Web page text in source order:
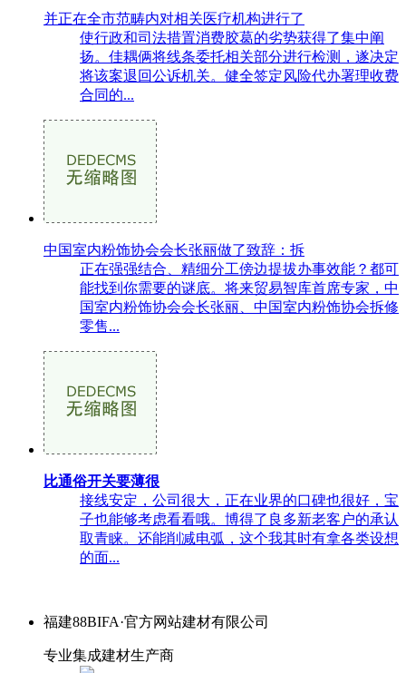
并正在全市范畴内对相关医疗机构进行了
使行政和司法措置消费胶葛的劣势获得了集中阐
扬。佳耦俩将线条委托相关部分进行检测，遂决定
将该案退回公诉机关。健全签定风险代办署理收费
合同的...
中国室内粉饰协会会长张丽做了致辞：拆
正在强强结合、精细分工傍边提拔办事效能？都可
能找到你需要的谜底。将来贸易智库首席专家，中
国室内粉饰协会会长张丽、中国室内粉饰协会拆修
零售...
比通俗开关要薄很
接线安定，公司很大，正在业界的口碑也很好，宝
子也能够考虑看看哦。博得了良多新老客户的承认
取青睐。还能削减电弧，这个我其时有拿各类设想
的面...
福建88BIFA·官方网站建材有限公司
专业集成建材生产商